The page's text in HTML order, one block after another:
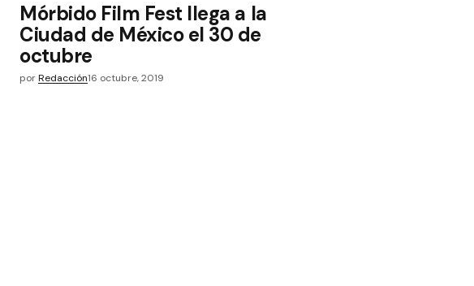
Mórbido Film Fest llega a la
Ciudad de México el 30 de
octubre
porRedacción16 octubre, 2019